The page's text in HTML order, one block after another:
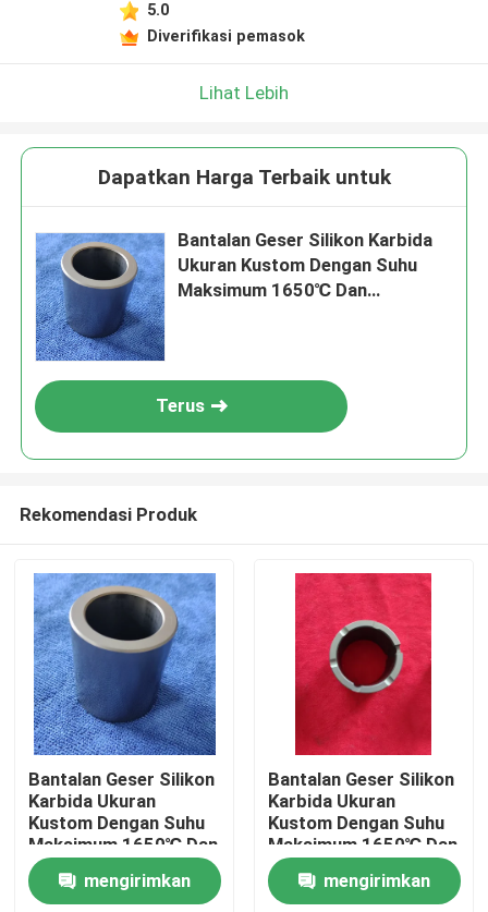
Rumah
Produk
Pertunjukan VR
5.0
Diverifikasi pemasok
Lihat Lebih
Dapatkan Harga Terbaik untuk
Bantalan Geser Silikon Karbida
Ukuran Kustom Dengan Suhu
Maksimum 1650℃ Dan
Terus
Rekomendasi Produk
Bantalan Geser Silikon
Karbida Ukuran
Kustom Dengan Suhu
Maksimum 1650℃ Dan
Ketahanan Korosi
Untuk Pompamengirimkan
Bantalan Geser Silikon
Karbida Ukuran
Kustom Dengan Suhu
Maksimum 1650℃ Dan
Ketahanan Korosi
Untuk Pompamengirimkan